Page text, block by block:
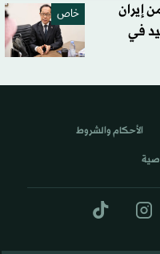
خاص
إيران
في
الأحكام والشروط